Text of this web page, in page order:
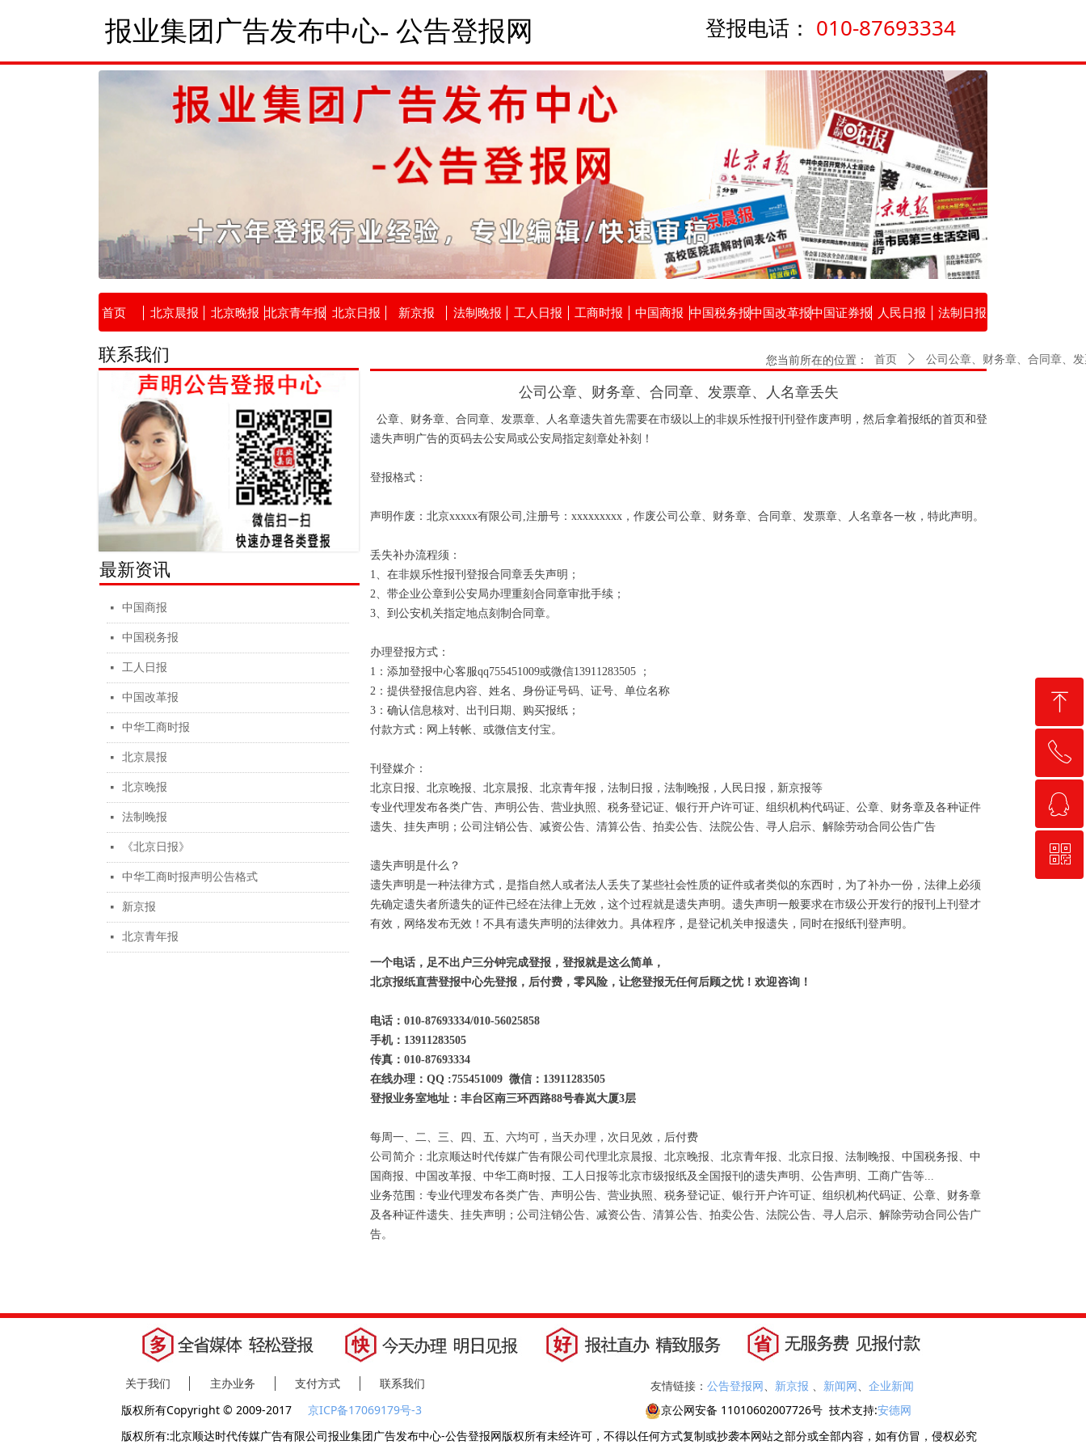
首页 北京晨报 北京晚报 北京青年报 北京日报 新京报 法制晚报 工人日报 工商时报 中国商报 中国税务报中国改革报中国证券报 人民日报 法制日报
报业集团广告发布中心- 公告登报网 登报电话： 010-87693334
联系我们
最新资讯
公司公章、财务章、合同章、发票章、人名章丢失
您当前所在的位置：
主页 > 北京晨报 > >
首页 ꄲ 公司公章、财务章、合同章、
公章、财务章、合同章、发票章、人名章遗失首先需要在市级以上的非娱乐性报刊刊登作废声明，然后拿着报纸的首页和登
遗失声明广告的页码去公安局或公安局指定刻章处补刻！
登报格式：
声明作废：北京xxxxx有限公司,注册号：xxxxxxxxx，作废公司公章、财务章、合同章、发票章、人名章各一枚，特此声明。
丢失补办流程须：
1、在非娱乐性报刊登报合同章丢失声明；
2、带企业公章到公安局办理重刻合同章审批手续；
3、到公安机关指定地点刻制合同章。
办理登报方式：
1：添加登报中心客服qq755451009或微信13911283505 ；
2：提供登报信息内容、姓名、身份证号码、证号、单位名称
3：确认信息核对、出刊日期、购买报纸；
付款方式：网上转帐、或微信支付宝。
刊登媒介：
北京日报、北京晚报、北京晨报、北京青年报，法制日报，法制晚报，人民日报，新京报等
专业代理发布各类广告、声明公告、营业执照、税务登记证、银行开户许可证、组织机构代码证、公章、财务章及各种证件
遗失、挂失声明；公司注销公告、减资公告、清算公告、拍卖公告、法院公告、寻人启示、解除劳动合同公告广告
遗失声明是什么？
遗失声明是一种法律方式，是指自然人或者法人丢失了某些社会性质的证件或者类似的东西时，为了补办一份，法律上必须
先确定遗失者所遗失的证件已经在法律上无效，这个过程就是遗失声明。遗失声明一般要求在市级公开发行的报刊上刊登才
有效，网络发布无效！不具有遗失声明的法律效力。具体程序，是登记机关申报遗失，同时在报纸刊登声明。
一个电话，足不出户三分钟完成登报，登报就是这么简单，
北京报纸直营登报中心先登报，后付费，零风险，让您登报无任何后顾之忧！欢迎咨询！
电话：010-87693334/010-56025858
手机：13911283505
传真：010-87693334
在线办理：QQ :755451009 微信：13911283505
登报业务室地址：丰台区南三环西路88号春岚大厦3层
每周一、二、三、四、五、六均可，当天办理，次日见效，后付费
公司简介：北京顺达时代传媒广告有限公司代理北京晨报、北京晚报、北京青年报、北京日报、法制晚报、中国税务报、中
国商报、中国改革报、中华工商时报、工人日报等北京市级报纸及全国报刊的遗失声明、公告声明、工商广告等...
业务范围：专业代理发布各类广告、声明公告、营业执照、税务登记证、银行开户许可证、组织机构代码证、公章、财务章
及各种证件遗失、挂失声明；公司注销公告、减资公告、清算公告、拍卖公告、法院公告、寻人启示、解除劳动合同公告广
告。
넷 中国商报
넷 中国税务报
넷 工人日报
넷 中国改革报
넷 中华工商时报
넷 北京晨报
넷 北京晚报
넷 法制晚报
넷 《北京日报》
넷 中华工商时报声明公告格式
넷 新京报
넷 北京青年报
版权所有Copyright © 2009-2017 京ICP备17069179号-3 京公网安备 11010602007726号 技术支持:安德网
版权所有:北京顺达时代传媒广告有限公司报业集团广告发布中心-公告登报网版权所有未经许可，不得以任何方式复制或抄袭本网站之部分或全部内容，如有仿冒，侵权必究
关于我们 主办业务 支付方式 联系我们 友情链接： 公告登报网、 新京报 、 新闻网、 企业新闻
ꁸ
回到顶部
ꂅ
010-87693334
ꁗ
QQ客服
ꀥ